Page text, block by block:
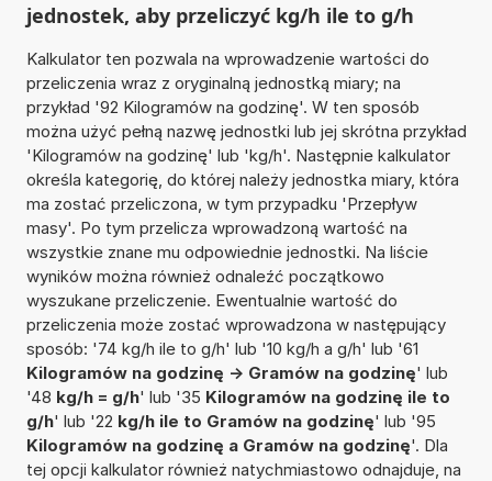
jednostek, aby przeliczyć kg/h ile to g/h
Kalkulator ten pozwala na wprowadzenie wartości do
przeliczenia wraz z oryginalną jednostką miary; na
przykład '92 Kilogramów na godzinę'. W ten sposób
można użyć pełną nazwę jednostki lub jej skrótna przykład
'Kilogramów na godzinę' lub 'kg/h'. Następnie kalkulator
określa kategorię, do której należy jednostka miary, która
ma zostać przeliczona, w tym przypadku 'Przepływ
masy'. Po tym przelicza wprowadzoną wartość na
wszystkie znane mu odpowiednie jednostki. Na liście
wyników można również odnaleźć początkowo
wyszukane przeliczenie. Ewentualnie wartość do
przeliczenia może zostać wprowadzona w następujący
sposób: '74 kg/h ile to g/h' lub '10 kg/h a g/h' lub '61
Kilogramów na godzinę -> Gramów na godzinę' lub
'48 kg/h = g/h' lub '35 Kilogramów na godzinę ile to
g/h' lub '22 kg/h ile to Gramów na godzinę' lub '95
Kilogramów na godzinę a Gramów na godzinę'. Dla
tej opcji kalkulator również natychmiastowo odnajduje, na